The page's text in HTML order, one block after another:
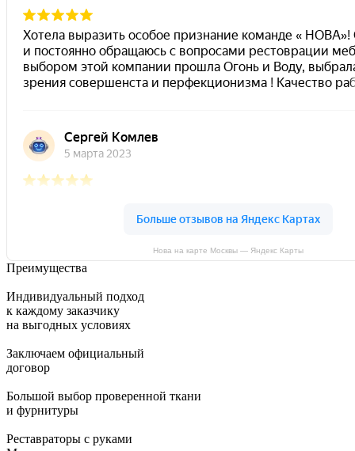
Нова на карте Москвы — Яндекс Карты
Преимущества
Индивидуальный подход
к каждому заказчику
на выгодных условиях
Заключаем официальный
договор
Большой выбор проверенной ткани
и фурнитуры
Реставраторы с руками